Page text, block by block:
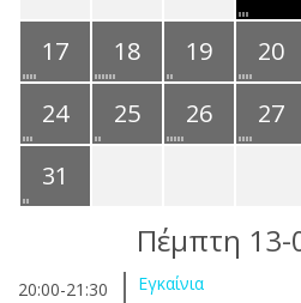
17
18 19 20
24
25 26 27
31
Πέμπτη 13-
20:00-21:30 Εγκαίνια